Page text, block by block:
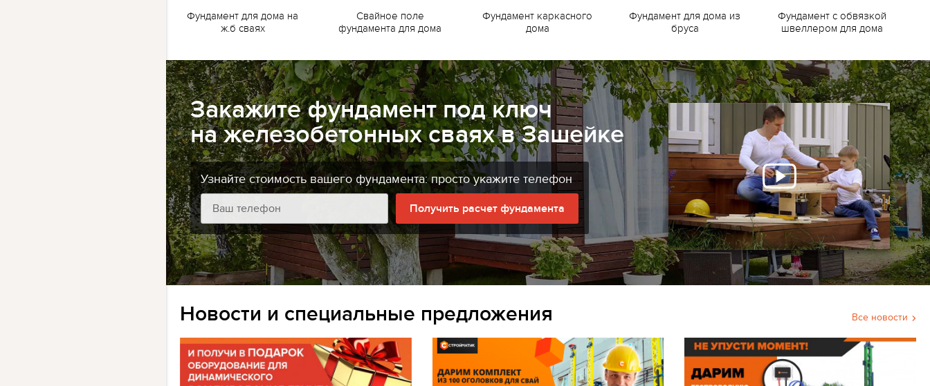
Фундамент для дома на
ж.б сваях
Свайное поле
фундамента для дома
Фундамент каркасного
дома
Фундамент для дома из
бруса
Фундамент с обвязкой
швеллером для дома
Закажите фундамент под ключ
на железобетонных сваях в Зашейке
Узнайте стоимость вашего фундамента: просто укажите телефон
Получить расчет фундамента
Все новости
Новости и специальные предложения